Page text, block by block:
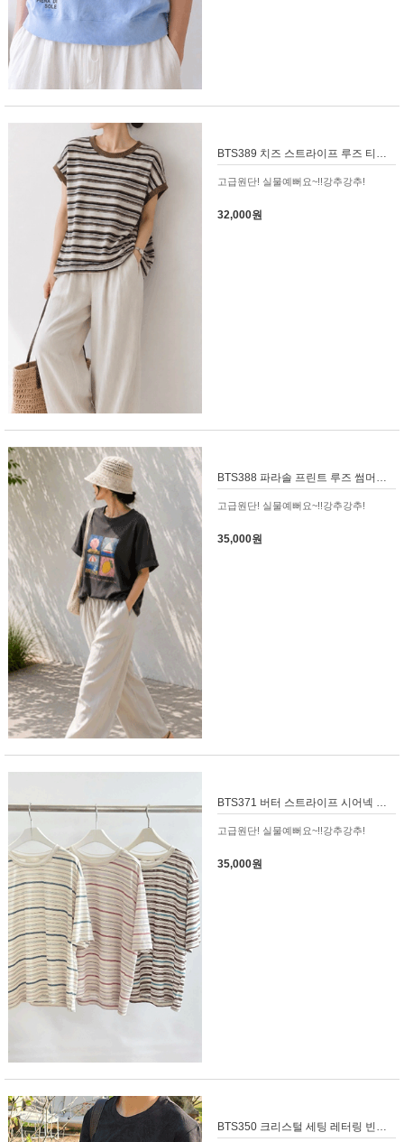
고급원단! 실물예뻐요~!!강추강추!
32,000원
BTS388 파라솔 프린트 루즈 썸머티셔츠
고급원단! 실물예뻐요~!!강추강추!
35,000원
고급원단! 실물예뻐요~!!강추강추!
35,000원
BTS350 크리스털 세팅 레터링 빈티지 티셔츠